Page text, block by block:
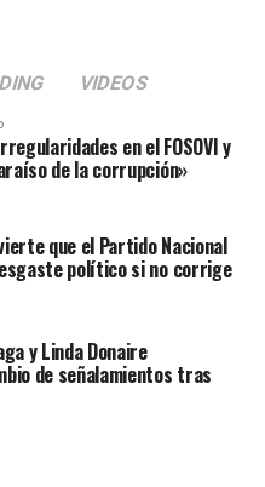
VIDEOS
en el FOSOVI y
de la corrupción»
que el Partido Nacional
político si no corrige
y Linda Donaire
de señalamientos tras